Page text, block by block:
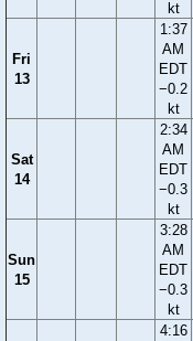
kt
Fri
13
1:37
AM
EDT
−0.2
kt
Sat
14
2:34
AM
EDT
−0.3
kt
Sun
15
3:28
AM
EDT
−0.3
kt
4:16